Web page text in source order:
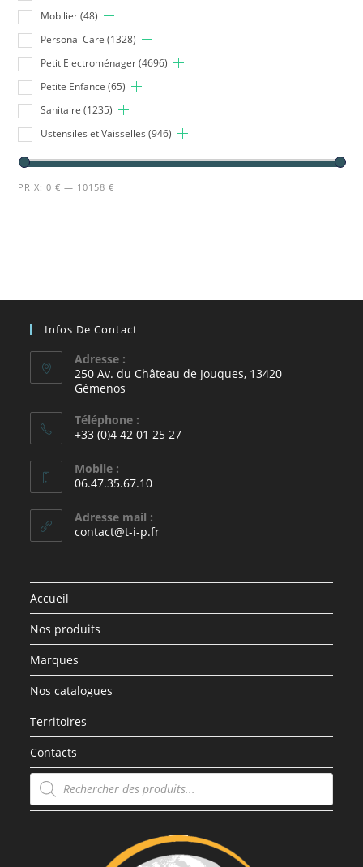
Mobilier (48)
Personal Care (1328)
Petit Electroménager (4696)
Petite Enfance (65)
Sanitaire (1235)
Ustensiles et Vaisselles (946)
PRIX:0 € — 10158 €
Infos De Contact
Adresse :
250 Av. du Château de Jouques, 13420
Gémenos
Téléphone :
+33 (0)4 42 01 25 27
Mobile :
06.47.35.67.10
Adresse mail :
contact@t-i-p.fr
Accueil
Nos produits
Marques
Nos catalogues
Territoires
Contacts
Recherche
de
produits